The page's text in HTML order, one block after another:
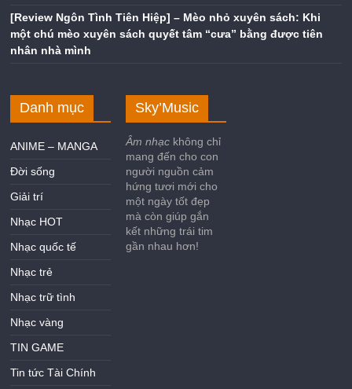
[Review Ngôn Tình Tiên Hiệp] – Mèo nhỏ xuyên sách: Khi
một chú mèo xuyên sách quyết tâm “cưa” bằng được tiên
nhân nhà mình
Danh mục
ANIME – MANGA
Đời sống
Giải trí
Nhạc HOT
Nhạc quốc tế
Nhạc trẻ
Nhạc trữ tình
Nhạc vàng
TIN GAME
Tin tức Tài Chính
Sky’Music
Âm nhạc không chỉ
mang đến cho con
người nguồn cảm
hứng tươi mới cho
một ngày tốt đẹp
mà còn giúp gắn
kết những trái tim
gần nhau hơn!